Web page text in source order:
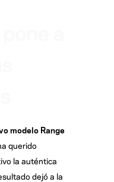
modelo Range
querido
la auténtica
dejó a la